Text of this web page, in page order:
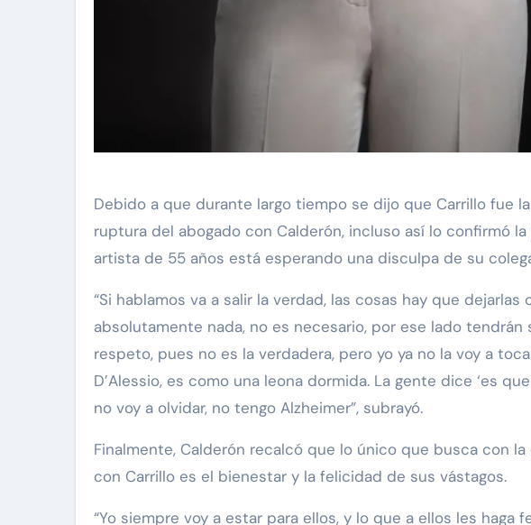
Debido a que durante largo tiempo se dijo que Carrillo fue
ruptura del abogado con Calderón, incluso así lo confirmó
artista de 55 años está esperando una disculpa de su
“Si hablamos va a salir la verdad, las cosas hay que
absolutamente nada, no es necesario, por ese lado
respeto, pues no es la verdadera, pero yo ya no la voy a
D’Alessio, es como una leona dormida. La gente dice ‘es
no voy a olvidar, no tengo Alzheimer”, subrayó.
Finalmente, Calderón recalcó que lo único que busca con
con Carrillo es el bienestar y la felicidad de sus vástagos.
“Yo siempre voy a estar para ellos, y lo que a ellos les haga